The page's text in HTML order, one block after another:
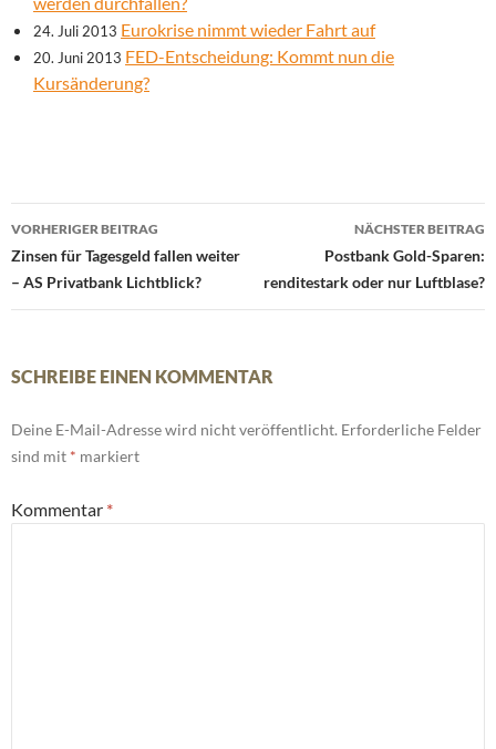
24. Juli 2013 Eurokrise nimmt wieder Fahrt auf
20. Juni 2013 FED-Entscheidung: Kommt nun die
Kursänderung?
Beitrags-
Navigation
VORHERIGER BEITRAG
Zinsen für Tagesgeld fallen weiter
– AS Privatbank Lichtblick?
NÄCHSTER BEITRAG
Postbank Gold-Sparen:
renditestark oder nur Luftblase?
SCHREIBE EINEN KOMMENTAR
Deine E-Mail-Adresse wird nicht veröffentlicht. Erforderliche Felder
sind mit * markiert
Kommentar *